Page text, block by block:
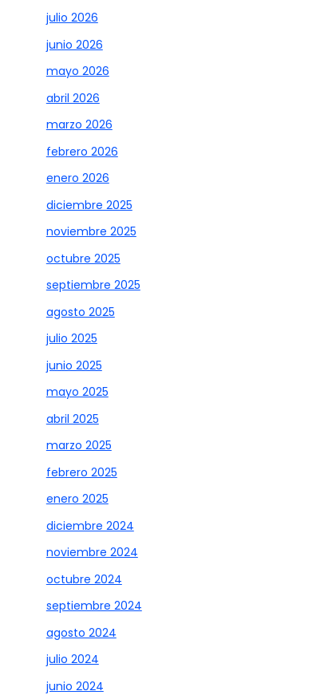
julio 2026
junio 2026
mayo 2026
abril 2026
marzo 2026
febrero 2026
enero 2026
diciembre 2025
noviembre 2025
octubre 2025
septiembre 2025
agosto 2025
julio 2025
junio 2025
mayo 2025
abril 2025
marzo 2025
febrero 2025
enero 2025
diciembre 2024
noviembre 2024
octubre 2024
septiembre 2024
agosto 2024
julio 2024
junio 2024